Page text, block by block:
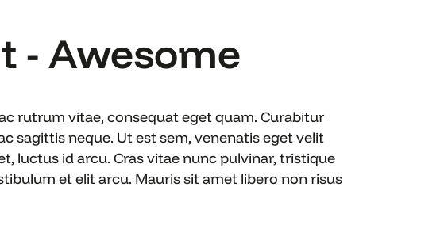
- Awesome
rutrum vitae, consequat eget quam. Curabitur
sagittis neque. Ut est sem, venenatis eget velit
luctus id arcu. Cras vitae nunc pulvinar, tristique
et elit arcu. Mauris sit amet libero non risus